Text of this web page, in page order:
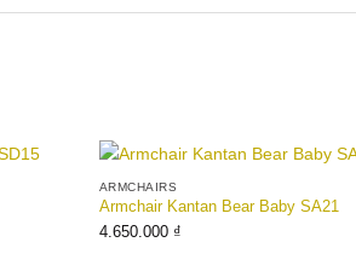
ARMCHAIRS
Armchair Kantan Bear Baby SA21
4.650.000 ₫